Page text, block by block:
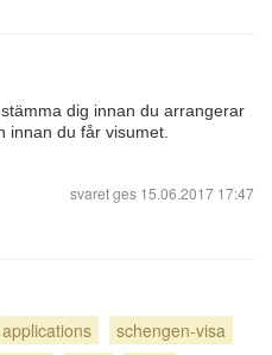
dig innan du arrangerar
innan du får visumet.
svaret ges 15.06.2017 17:47
applications schengen-visa